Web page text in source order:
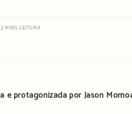
2 MINS LEITURA
e protagonizada por Jason